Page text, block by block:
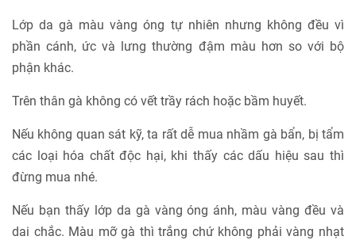
Lớp da gà màu vàng óng tự nhiên nhưng không đều vì
phần cánh, ức và lưng thường đậm màu hơn so với bộ
phận khác.
Trên thân gà không có vết trầy rách hoặc bầm huyết.
Nếu không quan sát kỹ, ta rất dễ mua nhầm gà bẩn, bị tẩm
các loại hóa chất độc hại, khi thấy các dấu hiệu sau thì
đừng mua nhé.
Nếu bạn thấy lớp da gà vàng óng ánh, màu vàng đều và
dai chắc. Màu mỡ gà thì trắng chứ không phải vàng nhạt